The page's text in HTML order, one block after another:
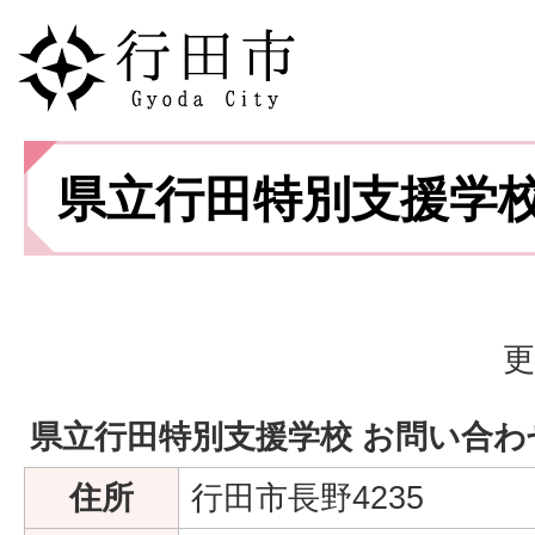
県立行田特別支援学
県立行田特別支援学校 お問い合わ
住所
行田市長野4235